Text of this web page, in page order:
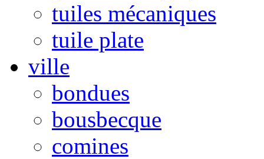
tuiles mécaniques
tuile plate
ville
bondues
bousbecque
comines